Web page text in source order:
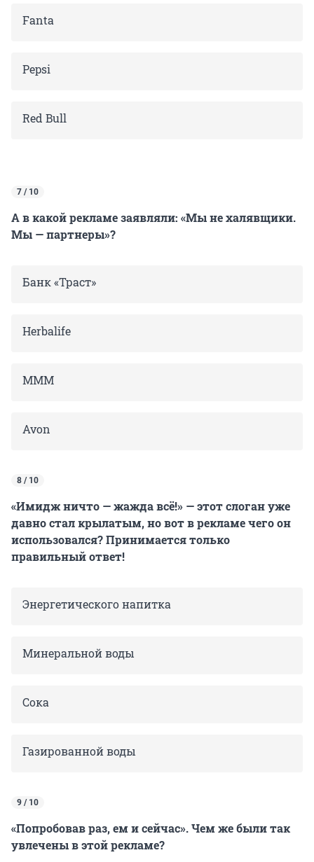
Fanta
Pepsi
Red Bull
7 / 10
А в какой рекламе заявляли: «Мы не халявщики.
Мы — партнеры»?
Банк «Траст»
Herbalife
МММ
Avon
8 / 10
«Имидж ничто — жажда всё!» — этот слоган уже
давно стал крылатым, но вот в рекламе чего он
использовался? Принимается только
правильный ответ!
Энергетического напитка
Минеральной воды
Сока
Газированной воды
9 / 10
«Попробовав раз, ем и сейчас». Чем же были так
увлечены в этой рекламе?